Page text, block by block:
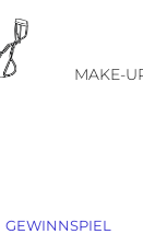
MAKE-
GEWINNSPIEL